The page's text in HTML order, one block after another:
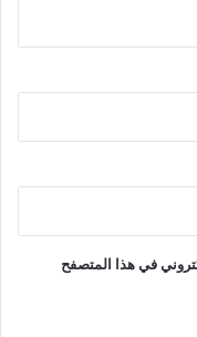
في هذا المتصفح